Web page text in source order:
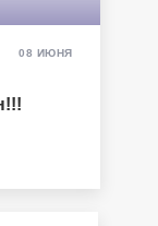
08 ИЮНЯ